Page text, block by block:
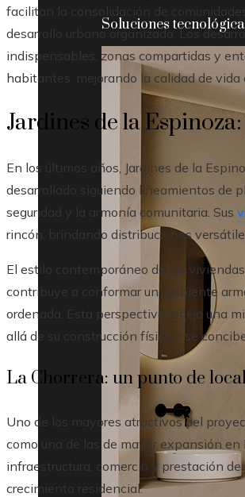
Soluciones
facilitan la consolidación de
desarrollo urbano organizado. Los
indispensables, zonas compartidas y
habitantes, mejorando la calidad de
Jardines de la
En los últimos años, Jardines de la
desarrollado siguiendo lineamientos de
seguridad y la armonía comunitaria. Sus
rincón, brindando distribuciones
El estilo contemporáneo de las
contribuye a conformar un ambiente
ordenada. Esta perspectiva refleja una
allá de su construcción física y se
La Chorrera: un punto de
Uno de los mayores atractivos del
como una de las de mayor expansión
infraestructura, comercio y prestación
crecimiento residencial.